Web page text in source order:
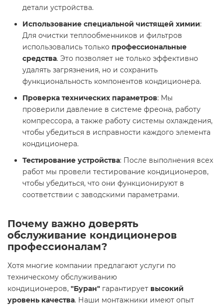
детали устройства.
Использование специальной чистящей химии:
Для очистки теплообменников и фильтров
использовались только профессиональные
средства. Это позволяет не только эффективно
удалять загрязнения, но и сохранить
функциональность компонентов кондиционера.
Проверка технических параметров: Мы
проверили давление в системе фреона, работу
компрессора, а также работу системы охлаждения,
чтобы убедиться в исправности каждого элемента
кондиционера.
Тестирование устройства: После выполнения всех
работ мы провели тестирование кондиционеров,
чтобы убедиться, что они функционируют в
соответствии с заводскими параметрами.
Почему важно доверять
обслуживание кондиционеров
профессионалам?
Хотя многие компании предлагают услуги по
техническому обслуживанию
кондиционеров, "Буран" гарантирует высокий
уровень качества. Наши монтажники имеют опыт